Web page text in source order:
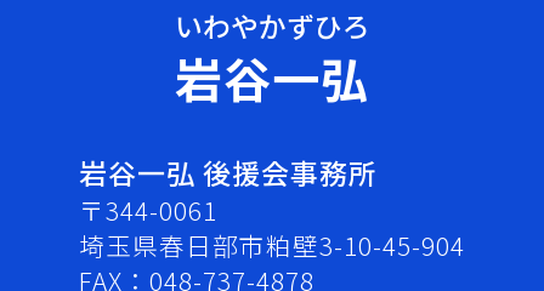
岩谷一弘
岩谷一弘 後援会事務所
〒344-0061
埼玉県春日部市粕壁3-10-45-904
FAX：048-737-4878